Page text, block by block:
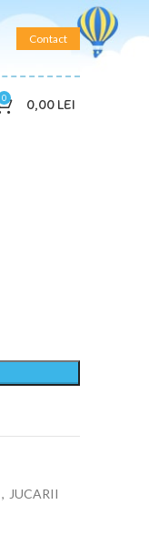
Contact
0 0,00 LEI
, JUCARII